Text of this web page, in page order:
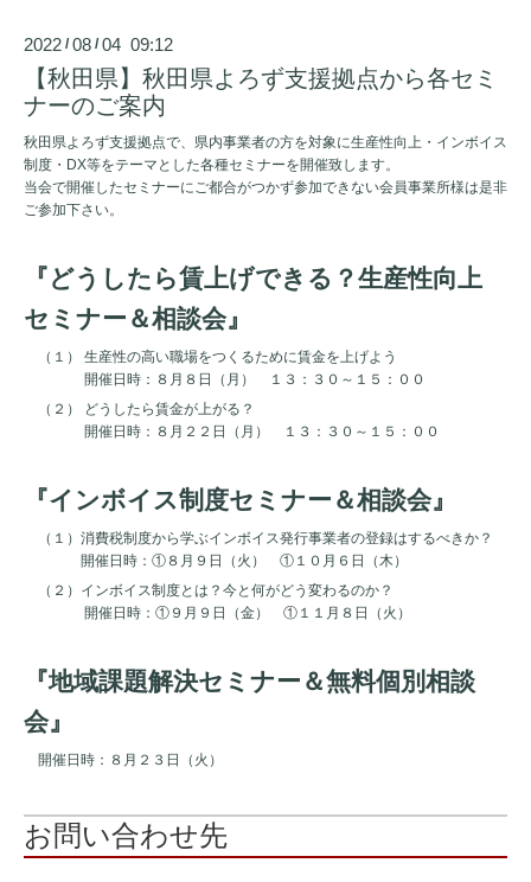
2022 /08 /04 09:12
【秋田県】秋田県よろず支援拠点から各セミ
ナーのご案内
秋田県よろず支援拠点で、県内事業者の方を対象に生産性向上・インボイス
制度・DX等をテーマとした各種セミナーを開催致します。
当会で開催したセミナーにご都合がつかず参加できない会員事業所様は是非
ご参加下さい。
『どうしたら賃上げできる？生産性向上
セミナー＆相談会』
（１） 生産性の高い職場をつくるために賃金を上げよう
開催日時：８月８日（月） １３：３０～１５：００
（２） どうしたら賃金が上がる？
開催日時：８月２２日（月） １３：３０～１５：００
『インボイス制度セミナー＆相談会』
（１）消費税制度から学ぶインボイス発行事業者の登録はするべきか？
開催日時：①８月９日（火） ①１０月６日（木）
（２）インボイス制度とは？今と何がどう変わるのか？
開催日時：①９月９日（金） ①１１月８日（火）
『地域課題解決セミナー＆無料個別相談
会』
開催日時：８月２３日（火）
お問い合わせ先